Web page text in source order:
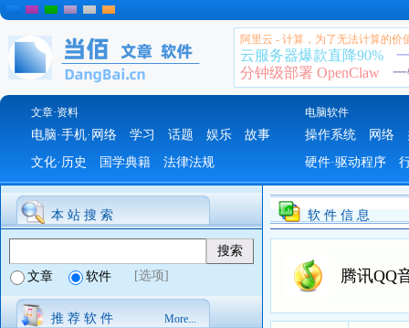
阿里云 - 计算，为了无法计算的价
云服务器爆款直降90%
分钟级部署 OpenClaw
文章·资料 电脑软件
电脑·手机·网络 学习 话题 娱乐
故事
文化·历史
国学典籍 法律法规
操作系统 网络
硬件·驱动程序
本 站 搜 索
文章 软件 [选项]
推 荐 软 件 More...
软 件 信 息
腾讯QQ